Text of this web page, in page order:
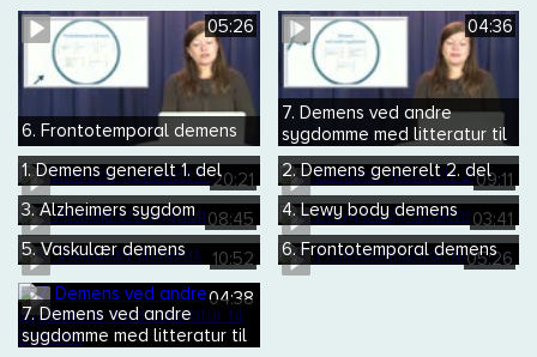
05:26
6. Frontotemporal demens
04:36
7. Demens ved andre
sygdomme med litteratur til
Demens
20:21
1. Demens generelt 1. del 09:11
2. Demens generelt 2. del
08:45
3. Alzheimers sygdom 03:41
4. Lewy body demens
10:52
5. Vaskulær demens 05:26
6. Frontotemporal demens
04:38
7. Demens ved andre
sygdomme med litteratur til